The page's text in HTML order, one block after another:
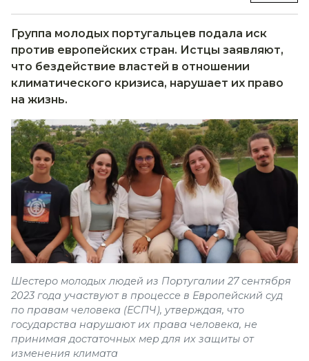
Группа молодых португальцев подала иск
против европейских стран. Истцы заявляют,
что бездействие властей в отношении
климатического кризиса, нарушает их право
на жизнь.
Шестеро молодых людей из Португалии 27 сентября
2023 года участвуют в процессе в Европейский суд
по правам человека (ЕСПЧ), утверждая, что
государства нарушают их права человека, не
принимая достаточных мер для их защиты от
изменения климата